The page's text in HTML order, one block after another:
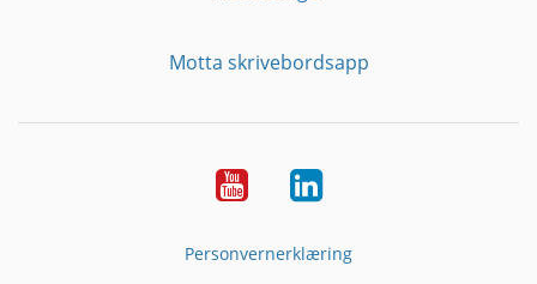
Motta skrivebordsapp
YouTubeLinkedin
Personvernerklæring